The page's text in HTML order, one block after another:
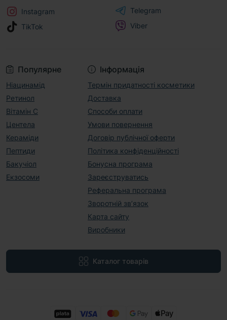
Популярне
Ніацинамід
Ретинол
Вітамін С
Центела
Кераміди
Пептиди
Бакучіол
Екзосоми
Інформація
Термін придатності косметики
Доставка
Способи оплати
Умови повернення
Договір публічної оферти
Політика конфіденційності
Бонусна програма
Зареєструватись
Реферальна програма
Зворотній зв’язок
Карта сайту
Виробники
Каталог товарів
Instagram
TikTok
Telegram
Viber